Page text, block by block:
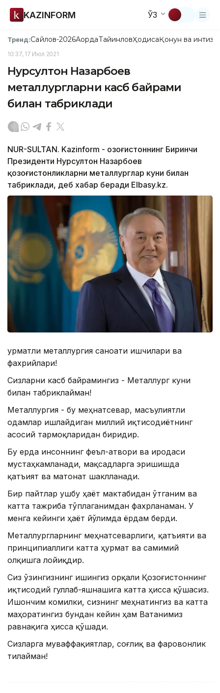
KAZINFORM ЎЗ
Тренд:Сайлов-2026АқордаТайинловҲодисаҚонун ва
10:37, 17 Июл 2021
Нурсултон Назарбоев
металлургларни касб байрами
билан табриклади
NUR-SULTAN. Kazinform - Қозоғистоннинг Биринчи
Президенти Нурсултон Назарбоев
қозоғистонликларни металлурглар куни билан
табриклади, деб хабар беради Elbasy.kz.
Ҳурматли металлургия саноати ишчилари ва
фахрийлари!
Сизларни касб байрамингиз - Металлург куни
билан табриклайман!
Металлургия - бу меҳнатсевар, масъулиятли
одамлар ишлайдиган миллий иқтисодиётнинг
асосий тармоқларидан биридир.
Бу ерда инсоннинг феъл-атвори ва иродаси
мустаҳкамланади, мақсадларга эришишда
қатъият ва матонат шаклланади.
Бир пайтлар ушбу ҳаёт мактабидан ўтганим ва
катта тажриба тўплаганимдан фахрланаман. У
менга кейинги ҳаёт йўлимда ёрдам берди.
Металлургларнинг меҳнатсеварлиги, қатъияти ва
принципиаллиги катта ҳурмат ва самимий
олқишга лойиқдир.
Сиз ўзингизнинг ишингиз орқали Қозоғистоннинг
иқтисодий гуллаб-яшнашига катта ҳисса қўшасиз.
Ишончим комилки, сизнинг меҳнатингиз ва катта
маҳоратингиз бундан кейин ҳам Ватанимиз
равнақига ҳисса қўшади.
Сизларга муваффақиятлар, соғлиқ ва фаровонлик
тилайман!